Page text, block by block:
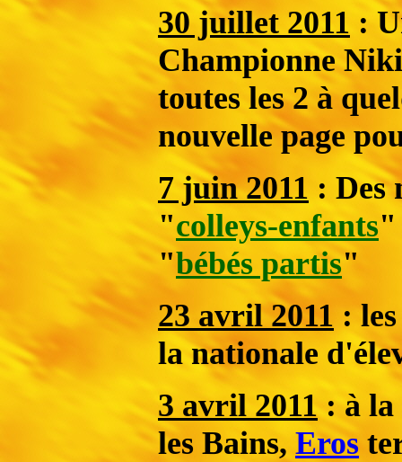
30 juillet 2011 :
Championne
toutes les 2 à
nouvelle page
7 juin 2011 : Des
"colleys-enfants"
"bébés partis"
23 avril 2011 :
la nationale
3 avril 2011: à la
les Bains, Eros